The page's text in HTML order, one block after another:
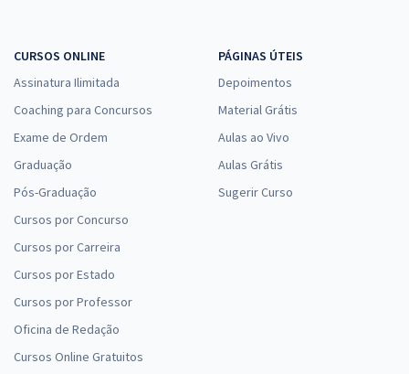
CURSOS ONLINE
Assinatura Ilimitada
Coaching para Concursos
Exame de Ordem
Graduação
Pós-Graduação
Cursos por Concurso
Cursos por Carreira
Cursos por Estado
Cursos por Professor
Oficina de Redação
Cursos Online Gratuitos
PÁGINAS ÚTEIS
Depoimentos
Material Grátis
Aulas ao Vivo
Aulas Grátis
Sugerir Curso